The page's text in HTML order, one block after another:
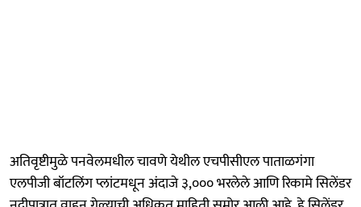
अतिवृष्टीमुळे पनवेलमधील चावणे येथील एचपीसीएल पाताळगंगा
एलपीजी बॉटलिंग प्लांटमधून अंदाजे ३,००० भरलेले आणि रिकामे सिलेंडर